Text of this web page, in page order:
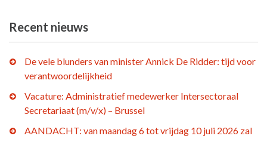
Recent nieuws
De vele blunders van minister Annick De Ridder: tijd voor
verantwoordelijkheid
Vacature: Administratief medewerker Intersectoraal
Secretariaat (m/v/x) – Brussel
AANDACHT: van maandag 6 tot vrijdag 10 juli 2026 zal